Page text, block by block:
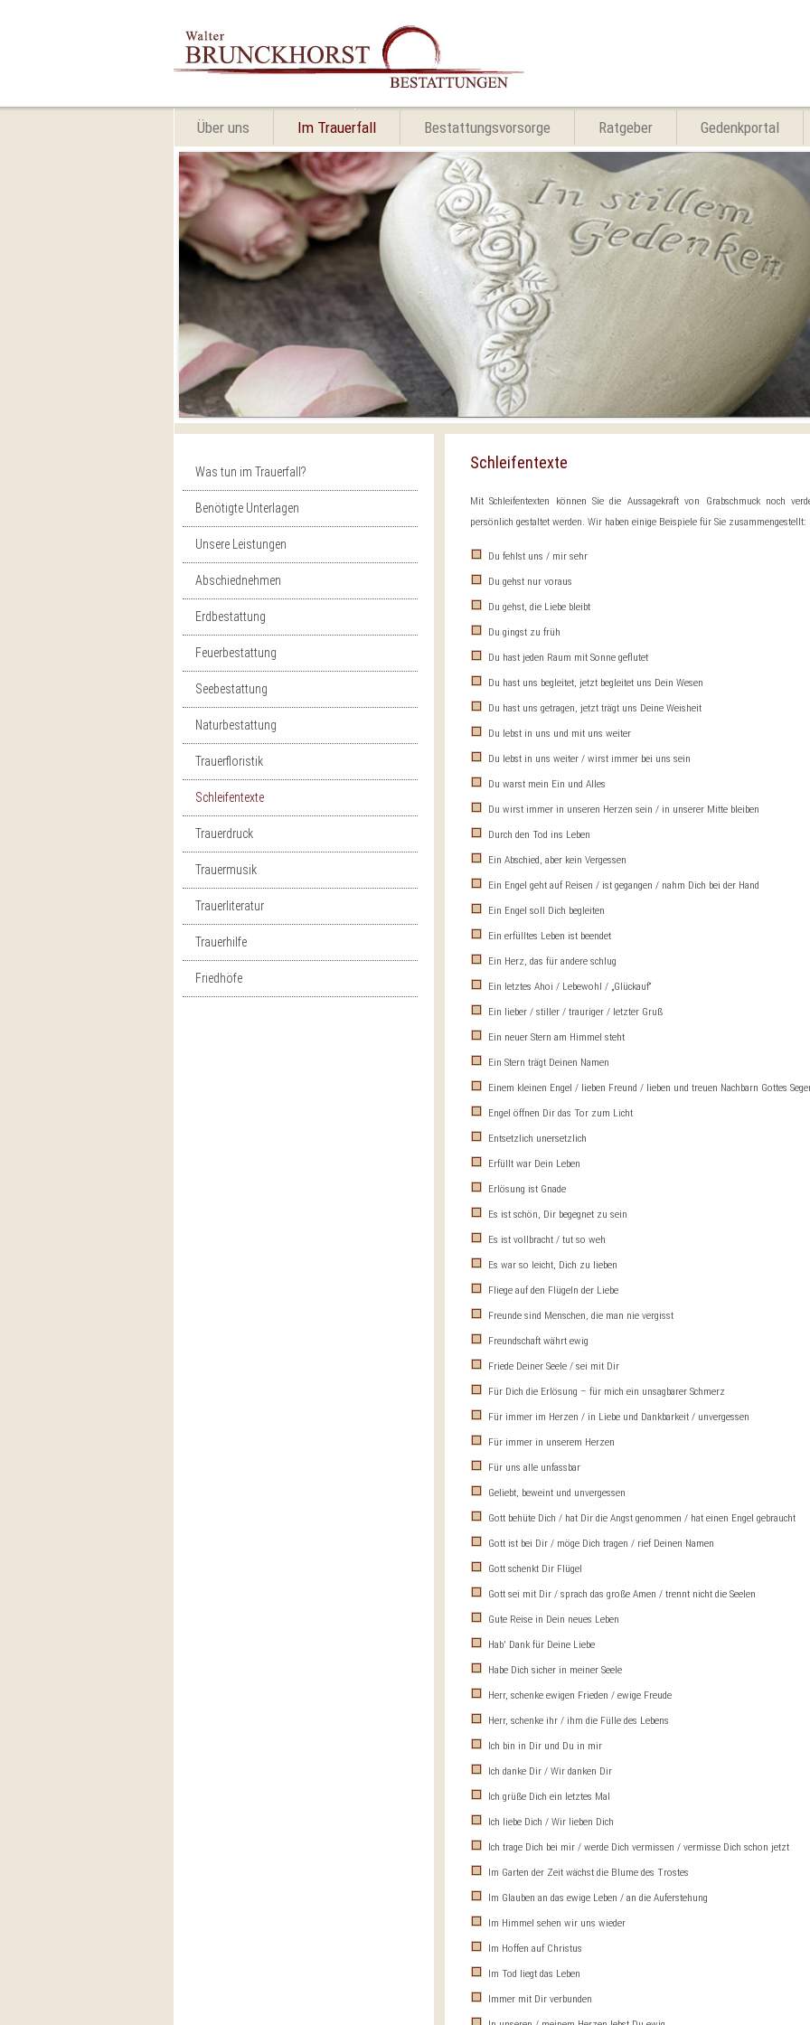
überspringen
Über uns Im Trauerfall Bestattungsvorsorge Ratgeber Gedenkportal
überspringen
Was tun im Trauerfall?
Benötigte Unterlagen
Unsere Leistungen
Abschiednehmen
Erdbestattung
Feuerbestattung
Seebestattung
Naturbestattung
Trauerfloristik
Schleifentexte
Trauerdruck
Trauermusik
Trauerliteratur
Trauerhilfe
Friedhöfe
Schleifentexte
Mit Schleifentexten können Sie die Aussagekraft von Grabschmuck noch
persönlich gestaltet werden. Wir haben einige Beispiele für Sie zusammengestellt:
Du fehlst uns / mir sehr
Du gehst nur voraus
Du gehst, die Liebe bleibt
Du gingst zu früh
Du hast jeden Raum mit Sonne geflutet
Du hast uns begleitet, jetzt begleitet uns Dein Wesen
Du hast uns getragen, jetzt trägt uns Deine Weisheit
Du lebst in uns und mit uns weiter
Du lebst in uns weiter / wirst immer bei uns sein
Du warst mein Ein und Alles
Du wirst immer in unseren Herzen sein / in unserer Mitte bleiben
Durch den Tod ins Leben
Ein Abschied, aber kein Vergessen
Ein Engel geht auf Reisen / ist gegangen / nahm Dich bei der Hand
Ein Engel soll Dich begleiten
Ein erfülltes Leben ist beendet
Ein Herz, das für andere schlug
Ein letztes Ahoi / Lebewohl / „Glückauf“
Ein lieber / stiller / trauriger / letzter Gruß
Ein neuer Stern am Himmel steht
Ein Stern trägt Deinen Namen
Einem kleinen Engel / lieben Freund / lieben und treuen Nachbarn Gottes
Engel öffnen Dir das Tor zum Licht
Entsetzlich unersetzlich
Erfüllt war Dein Leben
Erlösung ist Gnade
Es ist schön, Dir begegnet zu sein
Es ist vollbracht / tut so weh
Es war so leicht, Dich zu lieben
Fliege auf den Flügeln der Liebe
Freunde sind Menschen, die man nie vergisst
Freundschaft währt ewig
Friede Deiner Seele / sei mit Dir
Für Dich die Erlösung – für mich ein unsagbarer Schmerz
Für immer im Herzen / in Liebe und Dankbarkeit / unvergessen
Für immer in unserem Herzen
Für uns alle unfassbar
Geliebt, beweint und unvergessen
Gott behüte Dich / hat Dir die Angst genommen / hat einen Engel gebraucht
Gott ist bei Dir / möge Dich tragen / rief Deinen Namen
Gott schenkt Dir Flügel
Gott sei mit Dir / sprach das große Amen / trennt nicht die Seelen
Gute Reise in Dein neues Leben
Hab' Dank für Deine Liebe
Habe Dich sicher in meiner Seele
Herr, schenke ewigen Frieden / ewige Freude
Herr, schenke ihr / ihm die Fülle des Lebens
Ich bin in Dir und Du in mir
Ich danke Dir / Wir danken Dir
Ich grüße Dich ein letztes Mal
Ich liebe Dich / Wir lieben Dich
Ich trage Dich bei mir / werde Dich vermissen / vermisse Dich schon jetzt
Im Garten der Zeit wächst die Blume des Trostes
Im Glauben an das ewige Leben / an die Auferstehung
Im Himmel sehen wir uns wieder
Im Hoffen auf Christus
Im Tod liegt das Leben
Immer mit Dir verbunden